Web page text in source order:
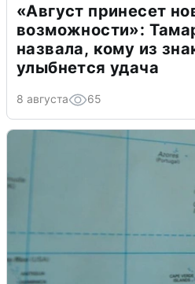
«Август принесет
возможности»:
назвала, кому из
улыбнется удача
8 августа 65